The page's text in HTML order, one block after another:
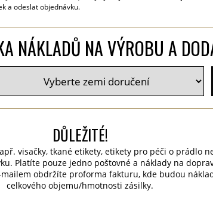
a odeslat objednávku.
NÁKLADŮ NA VÝROBU A
DŮLEŽITÉ!
visačky, tkané etikety, etikety pro péči o prádlo
Platíte pouze jedno poštovné a náklady na
obdržíte proforma fakturu, kde budou
celkového objemu/hmotnosti zásilky.